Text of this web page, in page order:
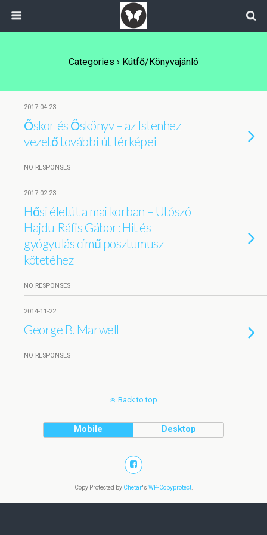
Categories › Kútfő/Könyvajánló
2017-04-23
Őskor és Őskönyv – az Istenhez
vezető további út térképei
NO RESPONSES
2017-02-23
Hősi életút a mai korban – Utószó
Hajdu Ráfis Gábor: Hit és
gyógyulás című posztumusz
kötetéhez
NO RESPONSES
2014-11-22
George B. Marwell
NO RESPONSES
Back to top
Mobile Desktop
Copy Protected by Chetan's WP-Copyprotect.